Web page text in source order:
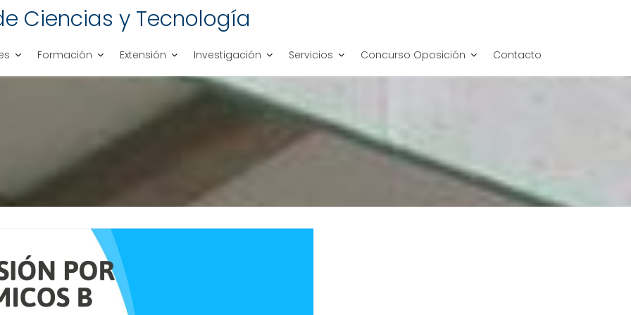
Ciencias y Tecnología
Formación Extensión Investigación Servicios Concurso Oposición Contacto